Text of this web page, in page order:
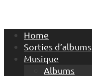
Home
Sorties d’albums
Musique
Albums